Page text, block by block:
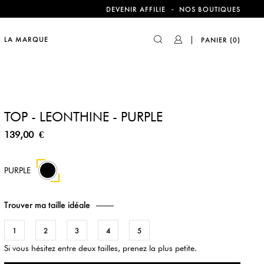
!
DEVENIR AFFILIE - NOS BOUTIQUES
LA MARQUE PANIER (0)
TOP - LEONTHINE - PURPLE
139,00 €
PURPLE
Trouver ma taille idéale
1 2 3 4 5
Si vous hésitez entre deux tailles, prenez la plus petite.